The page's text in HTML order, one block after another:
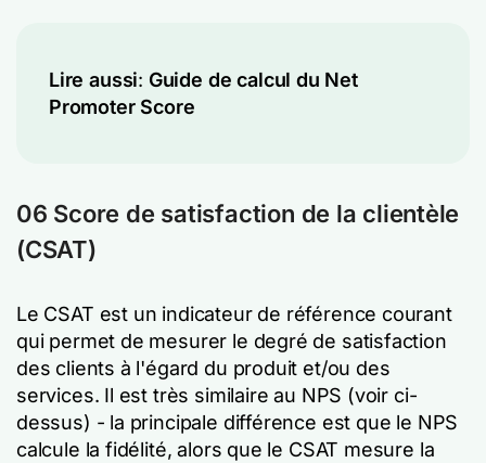
Lire aussi: Guide de calcul du Net
Promoter Score
06 Score de satisfaction de la clientèle
(CSAT)
Le CSAT est un indicateur de référence courant
qui permet de mesurer le degré de satisfaction
des clients à l'égard du produit et/ou des
services. Il est très similaire au NPS (voir ci-
dessus) - la principale différence est que le NPS
calcule la fidélité, alors que le CSAT mesure la